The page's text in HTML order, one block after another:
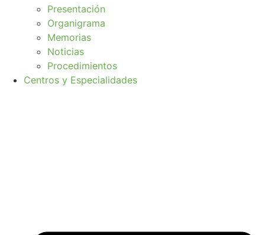
Presentación
Organigrama
Memorias
Noticias
Procedimientos
Centros y Especialidades